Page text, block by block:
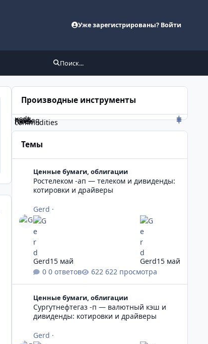
Уже зарегистрированы? Войти
Поиск...
Производные инструменты
commodities
forex
moex
nasdaq
nyse
usdt
Темы
Ценные бумаги, облигации
Ростелеком -ап — телеком и дивиденды:
котировки и драйверы
Gerd ·
0 ответов 622 просмотра
Gerd15 май Gerd15 май
Ценные бумаги, облигации
Сургутнефтегаз -п — валютный кэш и
дивиденды: котировки и драйверы
Gerd ·